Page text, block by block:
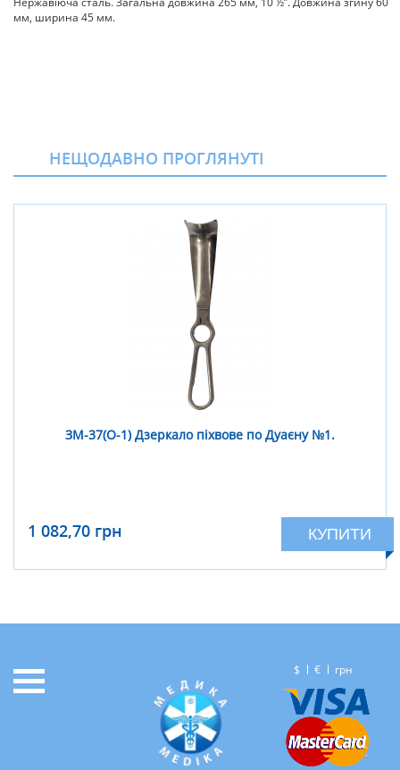
мм, ширина 45 мм.
НЕЩОДАВНО ПРОГЛЯНУТІ
ЗМ-37(О-1) Дзеркало піхвове по Дуаєну №1.
1 082,70 грн КУПИТИ
$ € грн